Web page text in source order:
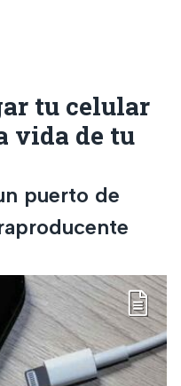
tu celular
vida de tu
puerto de